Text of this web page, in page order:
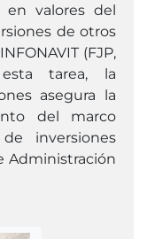
en valores del
de otros
(FJP,
tarea, la
asegura la
del marco
inversiones
Administración